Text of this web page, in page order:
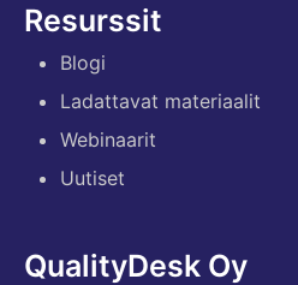
Resurssit
Blogi
Ladattavat materiaalit
Webinaarit
Uutiset
QualityDesk Oy